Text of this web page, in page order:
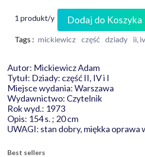
1 produkt/y Dodaj do Koszyka
Tags : mickiewicz część dziady ii,
Autor: Mickiewicz Adam
Tytuł: Dziady: część II, IV i I
Miejsce wydania: Warszawa
Wydawnictwo: Czytelnik
Rok wyd.: 1973
Opis: 154 s. ; 20 cm
UWAGI: stan dobry, miękka oprawa
Best sellers